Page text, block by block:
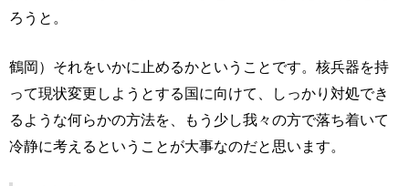
ろうと。
鶴岡）それをいかに止めるかということです。核兵器を持
って現状変更しようとする国に向けて、しっかり対処でき
るような何らかの方法を、もう少し我々の方で落ち着いて
冷静に考えるということが大事なのだと思います。